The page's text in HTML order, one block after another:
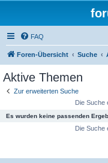
FAQ
Foren-Übersicht Suche
Aktive Themen
Zur erweiterten Suche
Die Suche
Es wurden keine passenden
Die Suche